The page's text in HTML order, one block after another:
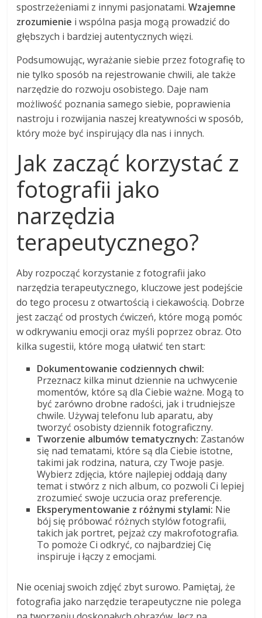
spostrzeżeniami z innymi pasjonatami.Wzajemne
zrozumienie i wspólna pasja mogą prowadzić do
głębszych i bardziej autentycznych więzi.
Podsumowując, wyrażanie siebie przez fotografię to
nie tylko sposób na rejestrowanie chwili, ale także
narzędzie do rozwoju osobistego. Daje nam
możliwość poznania samego siebie, poprawienia
nastroju i rozwijania naszej kreatywności w sposób,
który może być inspirujący dla nas i innych.
Jak zacząć korzystać z
fotografii jako
narzędzia
terapeutycznego?
Aby rozpocząć korzystanie z fotografii jako
narzędzia terapeutycznego, kluczowe jest podejście
do tego procesu z otwartością i ciekawością. Dobrze
jest zacząć od prostych ćwiczeń, które mogą pomóc
w odkrywaniu emocji oraz myśli poprzez obraz. Oto
kilka sugestii, które mogą ułatwić ten start:
Dokumentowanie codziennych chwil:
Przeznacz kilka minut dziennie na uchwycenie
momentów, które są dla Ciebie ważne. Mogą to
być zarówno drobne radości, jak i trudniejsze
chwile. Używaj telefonu lub aparatu, aby
tworzyć osobisty dziennik fotograficzny.
Tworzenie albumów tematycznych: Zastanów
się nad tematami, które są dla Ciebie istotne,
takimi jak rodzina, natura, czy Twoje pasje.
Wybierz zdjęcia, które najlepiej oddają dany
temat i stwórz z nich album, co pozwoli Ci lepiej
zrozumieć swoje uczucia oraz preferencje.
Eksperymentowanie z różnymi stylami: Nie
bój się próbować różnych stylów fotografii,
takich jak portret, pejzaż czy makrofotografia.
To pomoże Ci odkryć, co najbardziej Cię
inspiruje i łączy z emocjami.
Nie oceniaj swoich zdjęć zbyt surowo. Pamiętaj, że
fotografia jako narzędzie terapeutyczne nie polega